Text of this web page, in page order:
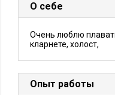
О себе
Очень люблю
кларнете, холост,
Опыт работы